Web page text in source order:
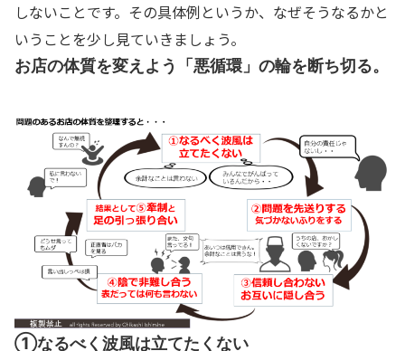
しないことです。その具体例というか、なぜそうなるかと
いうことを少し見ていきましょう。
お店の体質を変えよう「悪循環」の輪を断ち切る。
①なるべく波風は立てたくない